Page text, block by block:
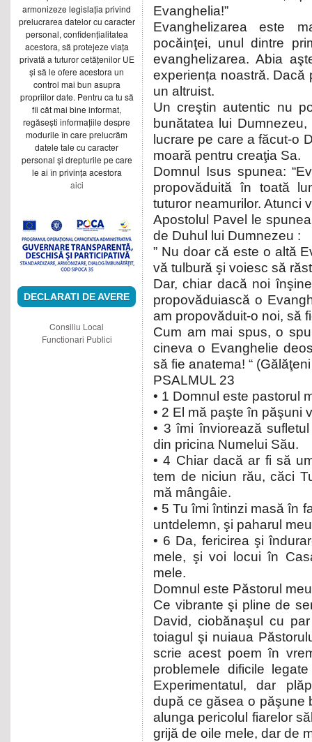
armonizeze legislația privind
prelucrarea datelor cu caracter
personal, confidențialitatea
acestora, să protejeze viața
privată a tuturor cetățenilor UE
și să le ofere acestora un
control mai bun asupra
propriilor date. Pentru ca tu să
fii cât mai bine informat,
regăsești informațiile despre
modurile în care prelucrăm
datele tale cu caracter
personal și drepturile pe care
le ai în privința acestora
aici
DECLARATI DE AVERE
Consiliu Local
Functionari Publici
Evanghelia!”
Evanghelizarea este
pocăinţei, unul dintre
evanghelizarea. Abia
experiența noastră. Dacă
un altruist.
Un creştin autentic nu
bunătatea lui
lucrare pe care a făcut-o
moară pentru creaţia Sa.
Domnul Isus spunea:
propovăduită în toată
tuturor neamurilor. Atunci
Apostolul Pavel le
de Duhul lui Dumnezeu :
” Nu doar că este o altă
vă tulbură şi voiesc să
Dar, chiar dacă noi
propovăduiască o
am propovăduit-o noi, să
Cum am mai spus, o
cineva o Evanghelie
să fie anatema! “
PSALMUL 23
• 1 Domnul este pastorul
• 2 El mă paşte în păşuni
• 3 îmi înviorează
din pricina Numelui Său.
• 4 Chiar dacă ar fi să
tem de niciun rău, căci
mă mângâie.
• 5 Tu îmi întinzi masă în
untdelemn, şi paharul
• 6 Da, fericirea şi
mele, şi voi locui în
mele.
Domnul este Păstorul
Ce vibrante şi pline de
David, ciobănaşul cu
toiagul şi nuiaua
scrie acest poem în
problemele dificile
Experimentatul, dar
după ce găsea o păşune
alunga pericolul fiarelor
grijă de oile mele, dar de